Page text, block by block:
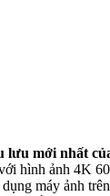
mới nhất
clip này có thể